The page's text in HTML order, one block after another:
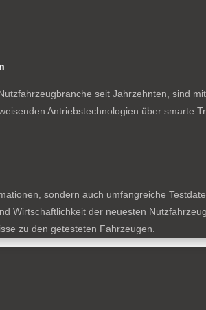
seit Jahrzehnten, sind
Antriebstechnologien über
sondern auch umfangreiche
Wirtschaftlichkeit der neuesten
zu den getesteten Fahrzeugen.